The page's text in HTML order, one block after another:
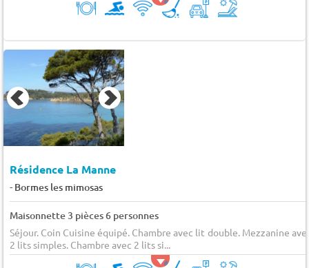
Résidence La Manne
- Bormes les mimosas
Maisonnette 3 pièces 6 personnes
Séjour. Coin Cuisine équipé. Chambre avec lit double. Mezzanine
2 lits simples. Chambre avec 2 lits si...